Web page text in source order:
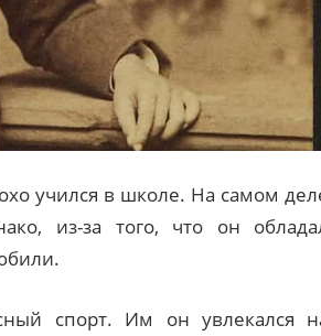
учился в школе. На самом
из-за того, что он
спорт. Им он увлекался